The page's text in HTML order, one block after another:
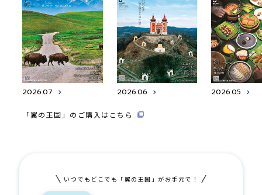
2026.07 2026.06 2026.05
「翼の王国」のご購入はこちら
いつでもどこでも「翼の王国」がお手元で！